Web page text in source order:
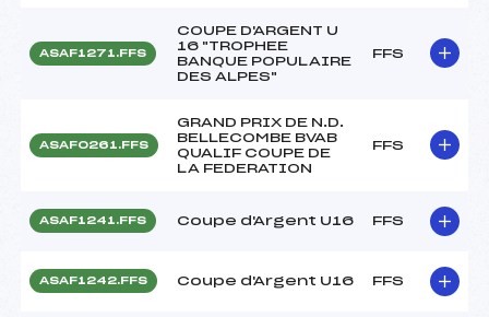
ASAF1271.FFS
COUPE D'ARGENT U
16 "TROPHEE
BANQUE POPULAIRE
DES ALPES"
FFS
ASAF0261.FFS
GRAND PRIX DE N.D.
BELLECOMBE BVAB
QUALIF COUPE DE
LA FEDERATION
FFS
ASAF1241.FFS Coupe d'Argent U16 FFS
ASAF1242.FFS Coupe d'Argent U16 FFS